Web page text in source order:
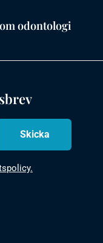
odontologi